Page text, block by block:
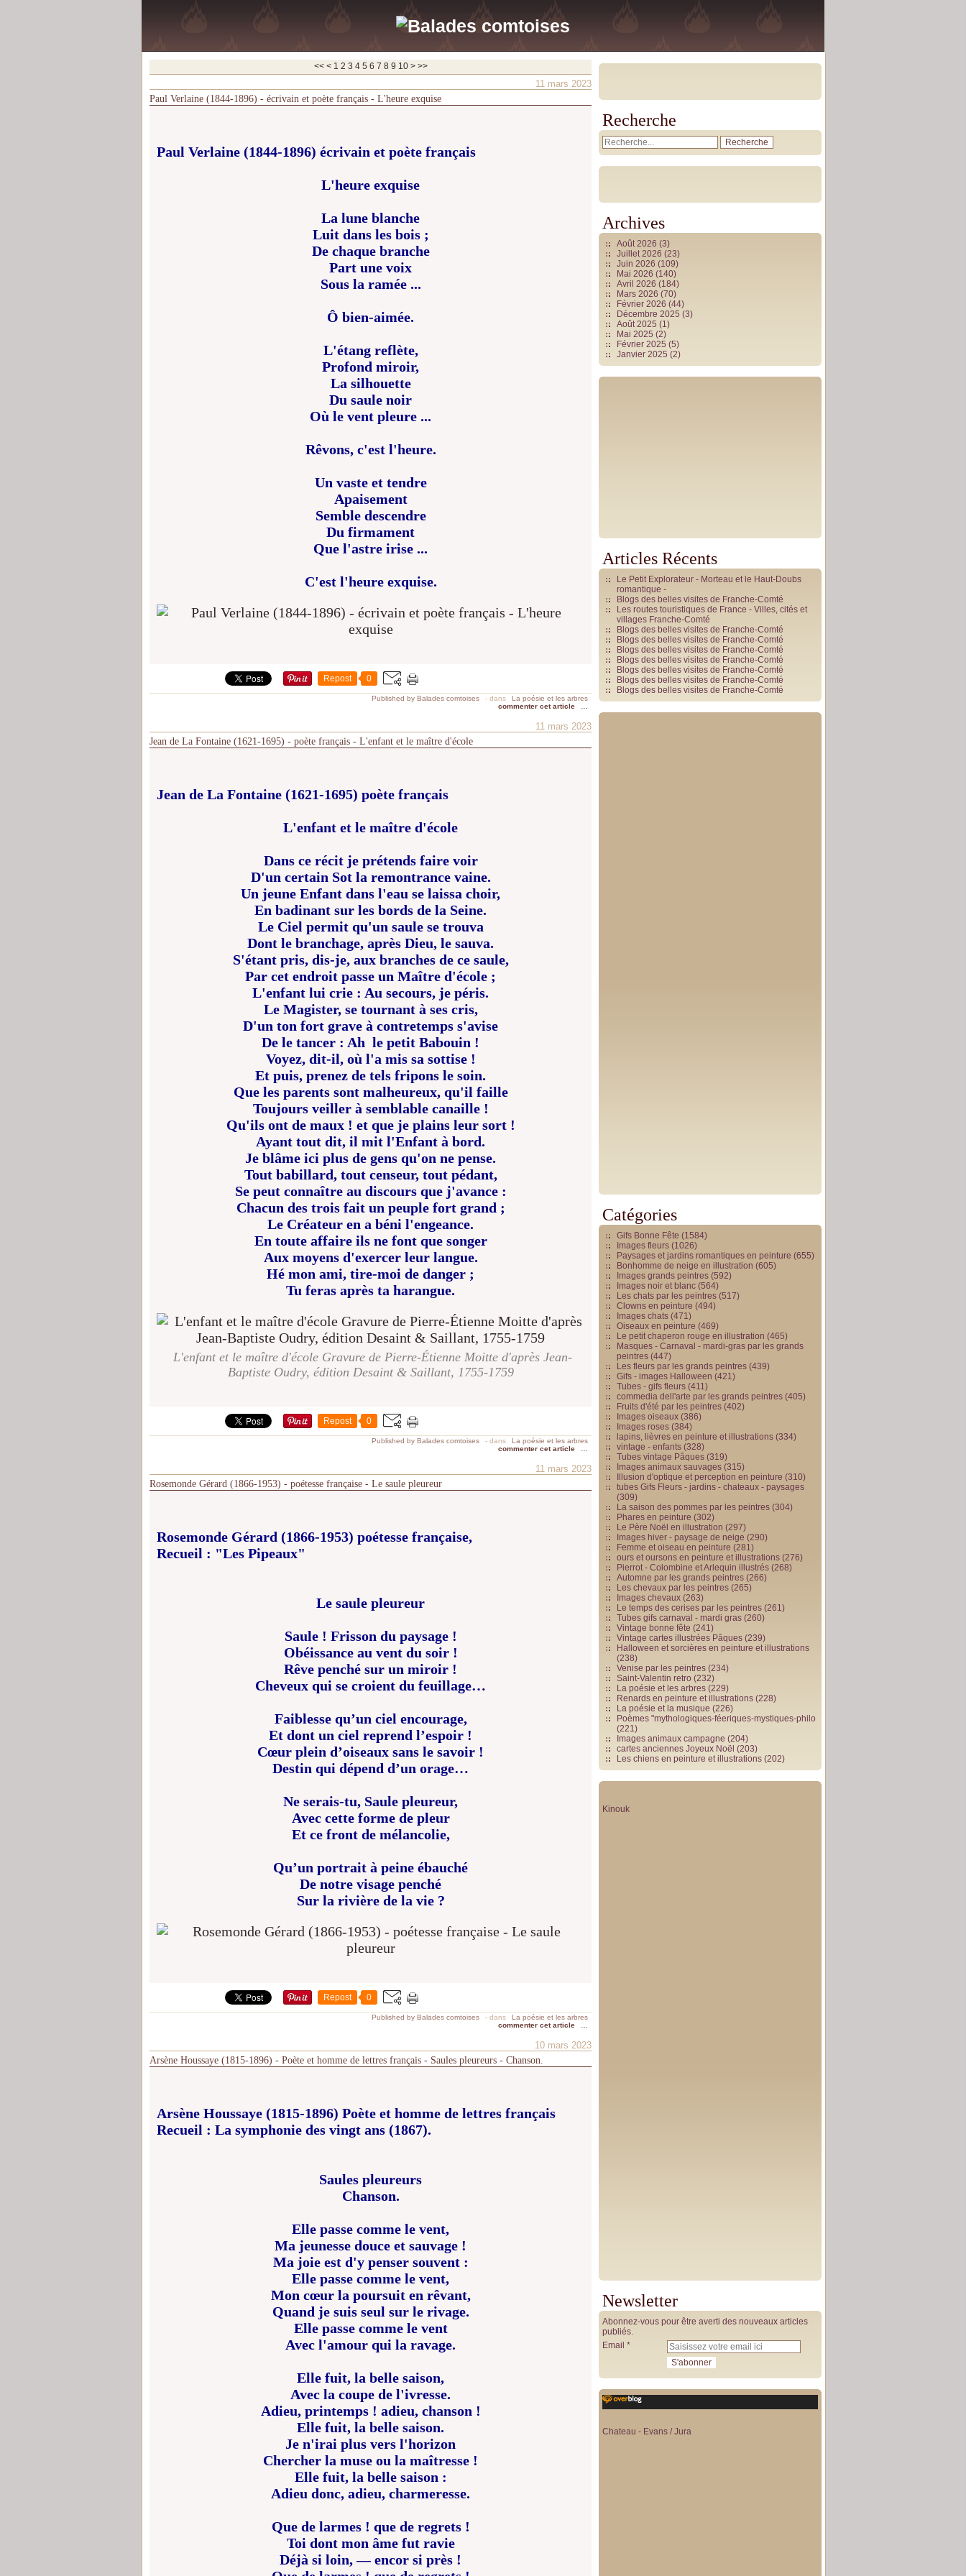
<< < 1 2 3 4 5 6 7 8 9 10 20
> >>
11 mars 2023
Paul Verlaine (1844-1896) - écrivain et poète français - L'heure exquise
Paul Verlaine (1844-1896) écrivain et poète français
L'heure exquise
La lune blanche
Luit dans les bois ;
De chaque branche
Part une voix
Sous la ramée ...
Ô bien-aimée.
L'étang reflète,
Profond miroir,
La silhouette
Du saule noir
Où le vent pleure ...
Rêvons, c'est l'heure.
Un vaste et tendre
Apaisement
Semble descendre
Du firmament
Que l'astre irise ...
C'est l'heure exquise.
Repost 0
Published by Balades comtoises - dans
La poésie et les arbres
commenter cet article
11 mars 2023
Jean de La Fontaine (1621-1695) - poète français - L'enfant et le maître d'école
Jean de La Fontaine (1621-1695) poète français
L'enfant et le maître d'école
Dans ce récit je prétends faire voir
D'un certain Sot la remontrance vaine.
Un jeune Enfant dans l'eau se laissa choir,
En badinant sur les bords de la Seine.
Le Ciel permit qu'un saule se trouva
Dont le branchage, après Dieu, le sauva.
S'étant pris, dis-je, aux branches de ce saule,
Par cet endroit passe un Maître d'école ;
L'enfant lui crie : Au secours, je péris.
Le Magister, se tournant à ses cris,
D'un ton fort grave à contretemps s'avise
De le tancer : Ah le petit Babouin !
Voyez, dit-il, où l'a mis sa sottise !
Et puis, prenez de tels fripons le soin.
Que les parents sont malheureux, qu'il faille
Toujours veiller à semblable canaille !
Qu'ils ont de maux ! et que je plains leur sort !
Ayant tout dit, il mit l'Enfant à bord.
Je blâme ici plus de gens qu'on ne pense.
Tout babillard, tout censeur, tout pédant,
Se peut connaître au discours que j'avance :
Chacun des trois fait un peuple fort grand ;
Le Créateur en a béni l'engeance.
En toute affaire ils ne font que songer
Aux moyens d'exercer leur langue.
Hé mon ami, tire-moi de danger ;
Tu feras après ta harangue.
L'enfant et le maître d'école Gravure de Pierre-Étienne Moitte d'après Jean-
Baptiste Oudry, édition Desaint & Saillant, 1755-1759
Repost 0
Published by Balades comtoises - dans
La poésie et les arbres
commenter cet article
11 mars 2023
Rosemonde Gérard (1866-1953) - poétesse française - Le saule pleureur
Rosemonde Gérard (1866-1953) poétesse française,
Recueil : "Les Pipeaux"
Le saule pleureur
Saule ! Frisson du paysage !
Obéissance au vent du soir !
Rêve penché sur un miroir !
Cheveux qui se croient du feuillage…
Faiblesse qu’un ciel encourage,
Et dont un ciel reprend l’espoir !
Cœur plein d’oiseaux sans le savoir !
Destin qui dépend d’un orage…
Ne serais-tu, Saule pleureur,
Avec cette forme de pleur
Et ce front de mélancolie,
Qu’un portrait à peine ébauché
De notre visage penché
Sur la rivière de la vie ?
Repost 0
Published by Balades comtoises - dans
La poésie et les arbres
commenter cet article
10 mars 2023
Arsène Houssaye (1815-1896) - Poète et homme de lettres français - Saules pleureurs - Chanson.
Arsène Houssaye (1815-1896) Poète et homme de lettres français
Recueil : La symphonie des vingt ans (1867).
Saules pleureurs
Chanson.
Elle passe comme le vent,
Ma jeunesse douce et sauvage !
Ma joie est d'y penser souvent :
Elle passe comme le vent,
Mon cœur la poursuit en rêvant,
Quand je suis seul sur le rivage.
Elle passe comme le vent
Avec l'amour qui la ravage.
Elle fuit, la belle saison,
Avec la coupe de l'ivresse.
Adieu, printemps ! adieu, chanson !
Elle fuit, la belle saison.
Je n'irai plus vers l'horizon
Chercher la muse ou la maîtresse !
Elle fuit, la belle saison :
Adieu donc, adieu, charmeresse.
Que de larmes ! que de regrets !
Toi dont mon âme fut ravie
Déjà si loin, — encor si près !
Recherche
Archives
Août 2026 (3)
Juillet 2026 (23)
Juin 2026 (109)
Mai 2026 (140)
Avril 2026 (184)
Mars 2026 (70)
Février 2026 (44)
Décembre 2025 (3)
Août 2025 (1)
Mai 2025 (2)
Février 2025 (5)
Janvier 2025 (2)
Articles Récents
Le Petit Explorateur - Morteau et le Haut-Doubs
romantique -
Blogs des belles visites de Franche-Comté
Les routes touristiques de France - Villes, cités et
villages Franche-Comté
Blogs des belles visites de Franche-Comté
Blogs des belles visites de Franche-Comté
Blogs des belles visites de Franche-Comté
Blogs des belles visites de Franche-Comté
Blogs des belles visites de Franche-Comté
Blogs des belles visites de Franche-Comté
Blogs des belles visites de Franche-Comté
Catégories
Gifs Bonne Fête (1584)
Images fleurs (1026)
Paysages et jardins romantiques en peinture (655)
Bonhomme de neige en illustration (605)
Images grands peintres (592)
Images noir et blanc (564)
Les chats par les peintres (517)
Clowns en peinture (494)
Images chats (471)
Oiseaux en peinture (469)
Le petit chaperon rouge en illustration (465)
Masques - Carnaval - mardi-gras par les grands
peintres (447)
Les fleurs par les grands peintres (439)
Gifs - images Halloween (421)
Tubes - gifs fleurs (411)
commedia dell'arte par les grands peintres (405)
Fruits d'été par les peintres (402)
Images oiseaux (386)
Images roses (384)
lapins, lièvres en peinture et illustrations (334)
vintage - enfants (328)
Tubes vintage Pâques (319)
Images animaux sauvages (315)
Illusion d'optique et perception en peinture (310)
tubes Gifs Fleurs - jardins - chateaux - paysages
(309)
La saison des pommes par les peintres (304)
Phares en peinture (302)
Le Père Noël en illustration (297)
Images hiver - paysage de neige (290)
Femme et oiseau en peinture (281)
ours et oursons en peinture et illustrations (276)
Pierrot - Colombine et Arlequin illustrés (268)
Automne par les grands peintres (266)
Les chevaux par les peintres (265)
Images chevaux (263)
Le temps des cerises par les peintres (261)
Tubes gifs carnaval - mardi gras (260)
Vintage bonne fête (241)
Vintage cartes illustrées Pâques (239)
Halloween et sorcières en peinture et illustrations
(238)
Venise par les peintres (234)
Saint-Valentin retro (232)
La poésie et les arbres (229)
Renards en peinture et illustrations (228)
La poésie et la musique (226)
Poèmes "mythologiques-féeriques-mystiques-philo
(221)
Images animaux campagne (204)
cartes anciennes Joyeux Noël (203)
Les chiens en peinture et illustrations (202)
Kinouk
Newsletter
Abonnez-vous pour être averti des nouveaux articles
publiés.
Email
Chateau - Evans / Jura